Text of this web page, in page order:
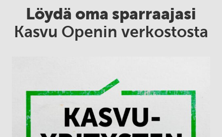
Löydä oma sparraajasi
Kasvu Openin verkostosta